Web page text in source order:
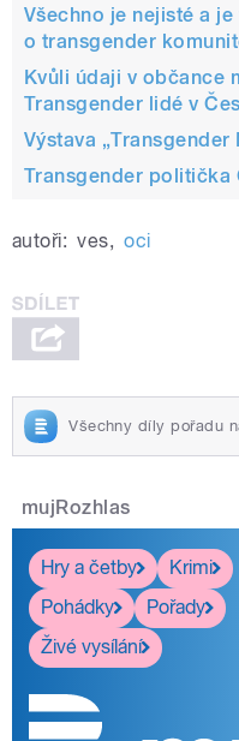
Všechno je nejisté a
o transgender
Kvůli údaji v občance
Transgender lidé v
Výstava „Transgender
Transgender politička
autoři: ves, oci
Všechny díly pořadu
mujRozhlas
Hry a četby
Krimi
Pohádky
Pořady
Živé vysílání